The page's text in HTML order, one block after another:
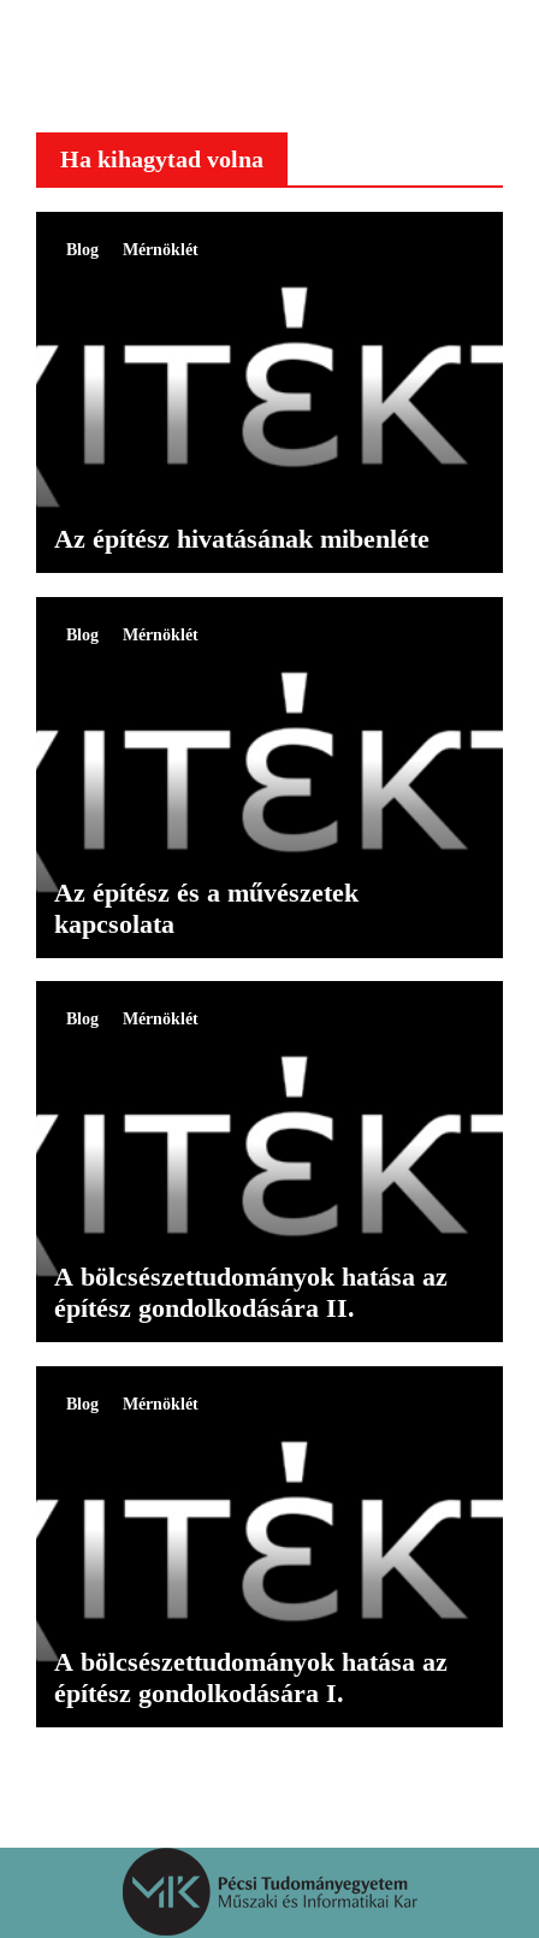
Ha kihagytad volna
Blog Mérnöklét
Az építész hivatásának mibenléte
Blog Mérnöklét
Az építész és a művészetek
kapcsolata
Blog Mérnöklét
A bölcsészettudományok hatása az
építész gondolkodására II.
Blog Mérnöklét
A bölcsészettudományok hatása az
építész gondolkodására I.